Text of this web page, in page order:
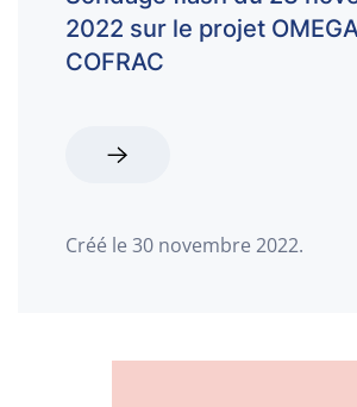
2022 sur le projet
COFRAC
Créé le 30 novembre 2022.